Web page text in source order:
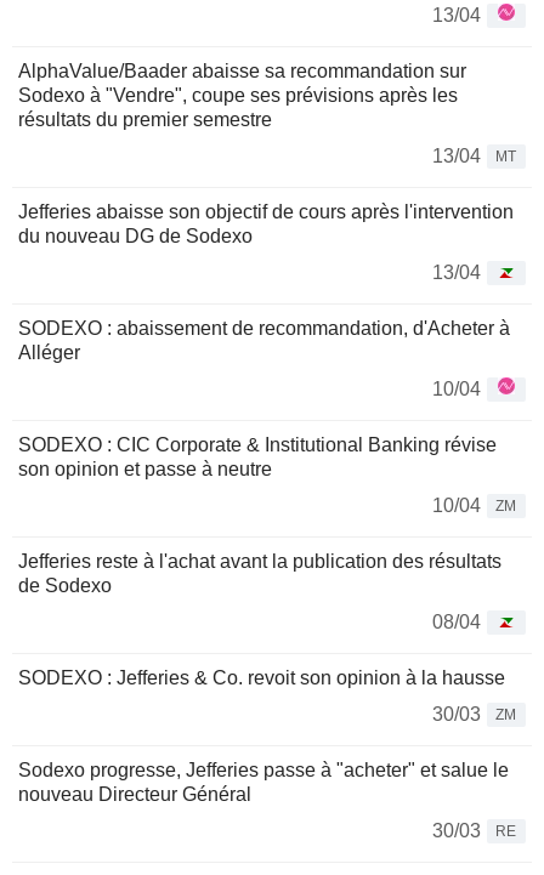
13/04
AlphaValue/Baader abaisse sa recommandation sur
Sodexo à "Vendre", coupe ses prévisions après les
résultats du premier semestre
13/04
MT
Jefferies abaisse son objectif de cours après l'intervention
du nouveau DG de Sodexo
13/04
SODEXO : abaissement de recommandation, d'Acheter à
Alléger
10/04
SODEXO : CIC Corporate & Institutional Banking révise
son opinion et passe à neutre
10/04
ZM
Jefferies reste à l'achat avant la publication des résultats
de Sodexo
08/04
SODEXO : Jefferies & Co. revoit son opinion à la hausse
30/03
ZM
Sodexo progresse, Jefferies passe à "acheter" et salue le
nouveau Directeur Général
30/03
RE